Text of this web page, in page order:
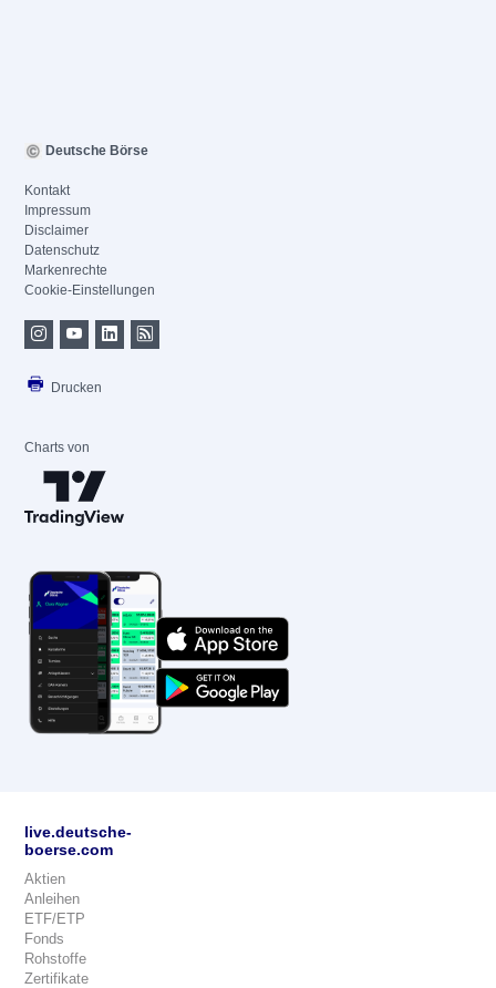
Deutsche Börse
Kontakt
Impressum
Disclaimer
Datenschutz
Markenrechte
Cookie-Einstellungen
Drucken
Charts von
live.deutsche-
boerse.com
Aktien
Anleihen
ETF/ETP
Fonds
Rohstoffe
Zertifikate